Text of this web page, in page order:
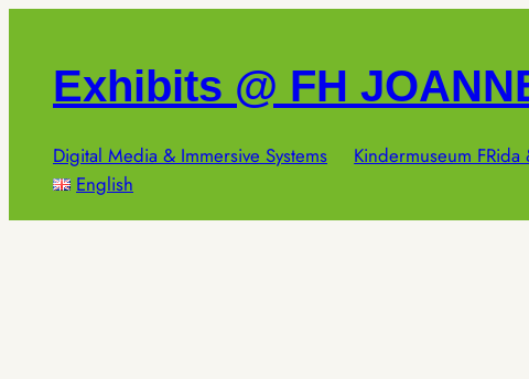
springenExhibits @ FH
Digital Media & Immersive Systems Kindermuseum FRida
English